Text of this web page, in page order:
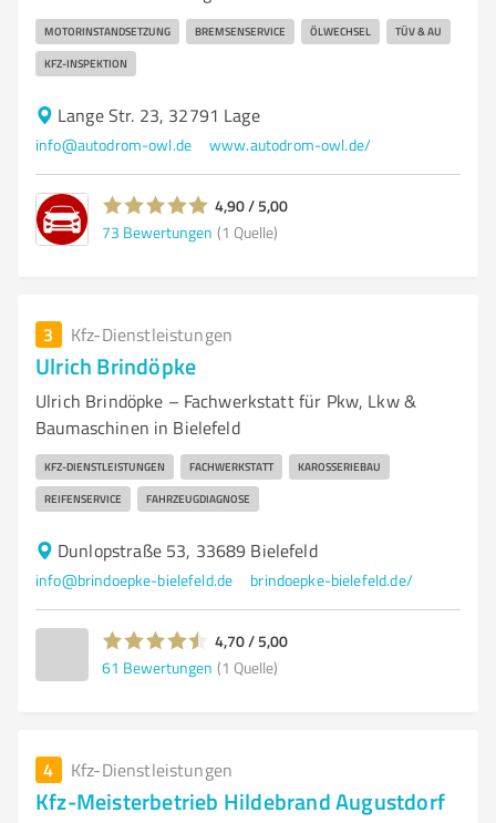
MOTORINSTANDSETZUNG BREMSENSERVICE ÖLWECHSEL TÜV & AU
KFZ-INSPEKTION
Lange Str. 23, 32791 Lage
info@autodrom-owl.de www.autodrom-owl.de/
4,90 / 5,00
73 Bewertungen (1 Quelle)
3 Kfz-Dienstleistungen
Ulrich Brindöpke
Ulrich Brindöpke – Fachwerkstatt für Pkw, Lkw &
Baumaschinen in Bielefeld
KFZ-DIENSTLEISTUNGEN FACHWERKSTATT KAROSSERIEBAU
REIFENSERVICE FAHRZEUGDIAGNOSE
Dunlopstraße 53, 33689 Bielefeld
info@brindoepke-bielefeld.de brindoepke-bielefeld.de/
4,70 / 5,00
61 Bewertungen (1 Quelle)
4 Kfz-Dienstleistungen
Kfz-Meisterbetrieb Hildebrand Augustdorf